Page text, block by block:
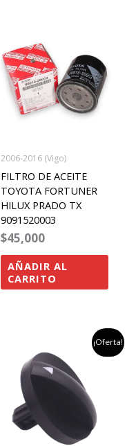
2006-2016 (Vigo)
FILTRO DE ACEITE
TOYOTA FORTUNER
HILUX PRADO TX
9091520003
$45,000
AÑADIR AL
CARRITO
¡Oferta!
precio
original
era:
$45,000.
el
precio
actual